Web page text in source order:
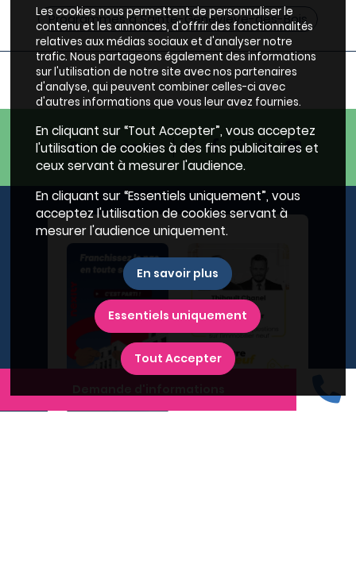
Programmes à Sainte-Geneviève-des-Bois
Suivez-nous
Les cookies nous permettent de personnaliser le
contenu et les annonces, d'offrir des fonctionnalités
relatives aux médias sociaux et d'analyser notre
trafic. Nous partageons également des informations
sur l'utilisation de notre site avec nos partenaires
d'analyse, qui peuvent combiner celles-ci avec
d'autres informations que vous leur avez fournies.
En cliquant sur “Tout Accepter”, vous acceptez
l'utilisation de cookies à des fins publicitaires et
ceux servant à mesurer l'audience.
En cliquant sur “Essentiels uniquement”, vous
acceptez l'utilisation de cookies servant à
mesurer l'audience uniquement.
En savoir plus
Essentiels uniquement
Tout Accepter